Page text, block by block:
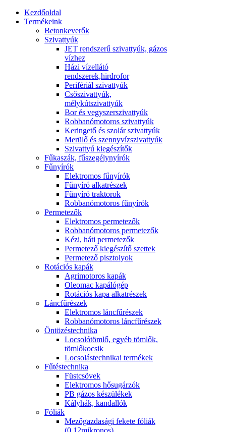
Kezdőoldal
Termékeink
Betonkeverők
Szivattyúk
JET rendszerű szivattyúk, gázos
vízhez
Házi vízellátó
rendszerek,hirdrofor
Perifériál szivattyúk
Csőszivattyúk,
mélykútszivattyúk
Bor és vegyszerszivattyúk
Robbanómotoros szivattyúk
Keringető és szolár szivattyúk
Merülő és szennyvízszivattyúk
Szivattyú kiegészítők
Fűkaszák, fűszegélynyírók
Fűnyírók
Elektromos fűnyírók
Fűnyíró alkatrészek
Fűnyíró traktorok
Robbanómotoros fűnyírók
Permetezők
Elektromos permetezők
Robbanómotoros permetezők
Kézi, háti permetezők
Permetező kiegészítő szettek
Permetező pisztolyok
Rotációs kapák
Agrimotoros kapák
Oleomac kapálógép
Rotációs kapa alkatrészek
Láncfűrészek
Elektromos láncfűrészek
Robbanómotoros láncfűrészek
Öntözéstechnika
Locsolótömlő, egyéb tömlők,
tömlőkocsik
Locsolástechnikai termékek
Fűtéstechnika
Füstcsövek
Elektromos hősugárzók
PB gázos készülékek
Kályhák, kandallók
Fóliák
Mezőgazdasági fekete fóliák
(0,12mikronos)